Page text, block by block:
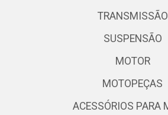
TRANSMISSÃO
SUSPENSÃO
MOTOR
MOTOPEÇAS
ACESSÓRIOS PARA